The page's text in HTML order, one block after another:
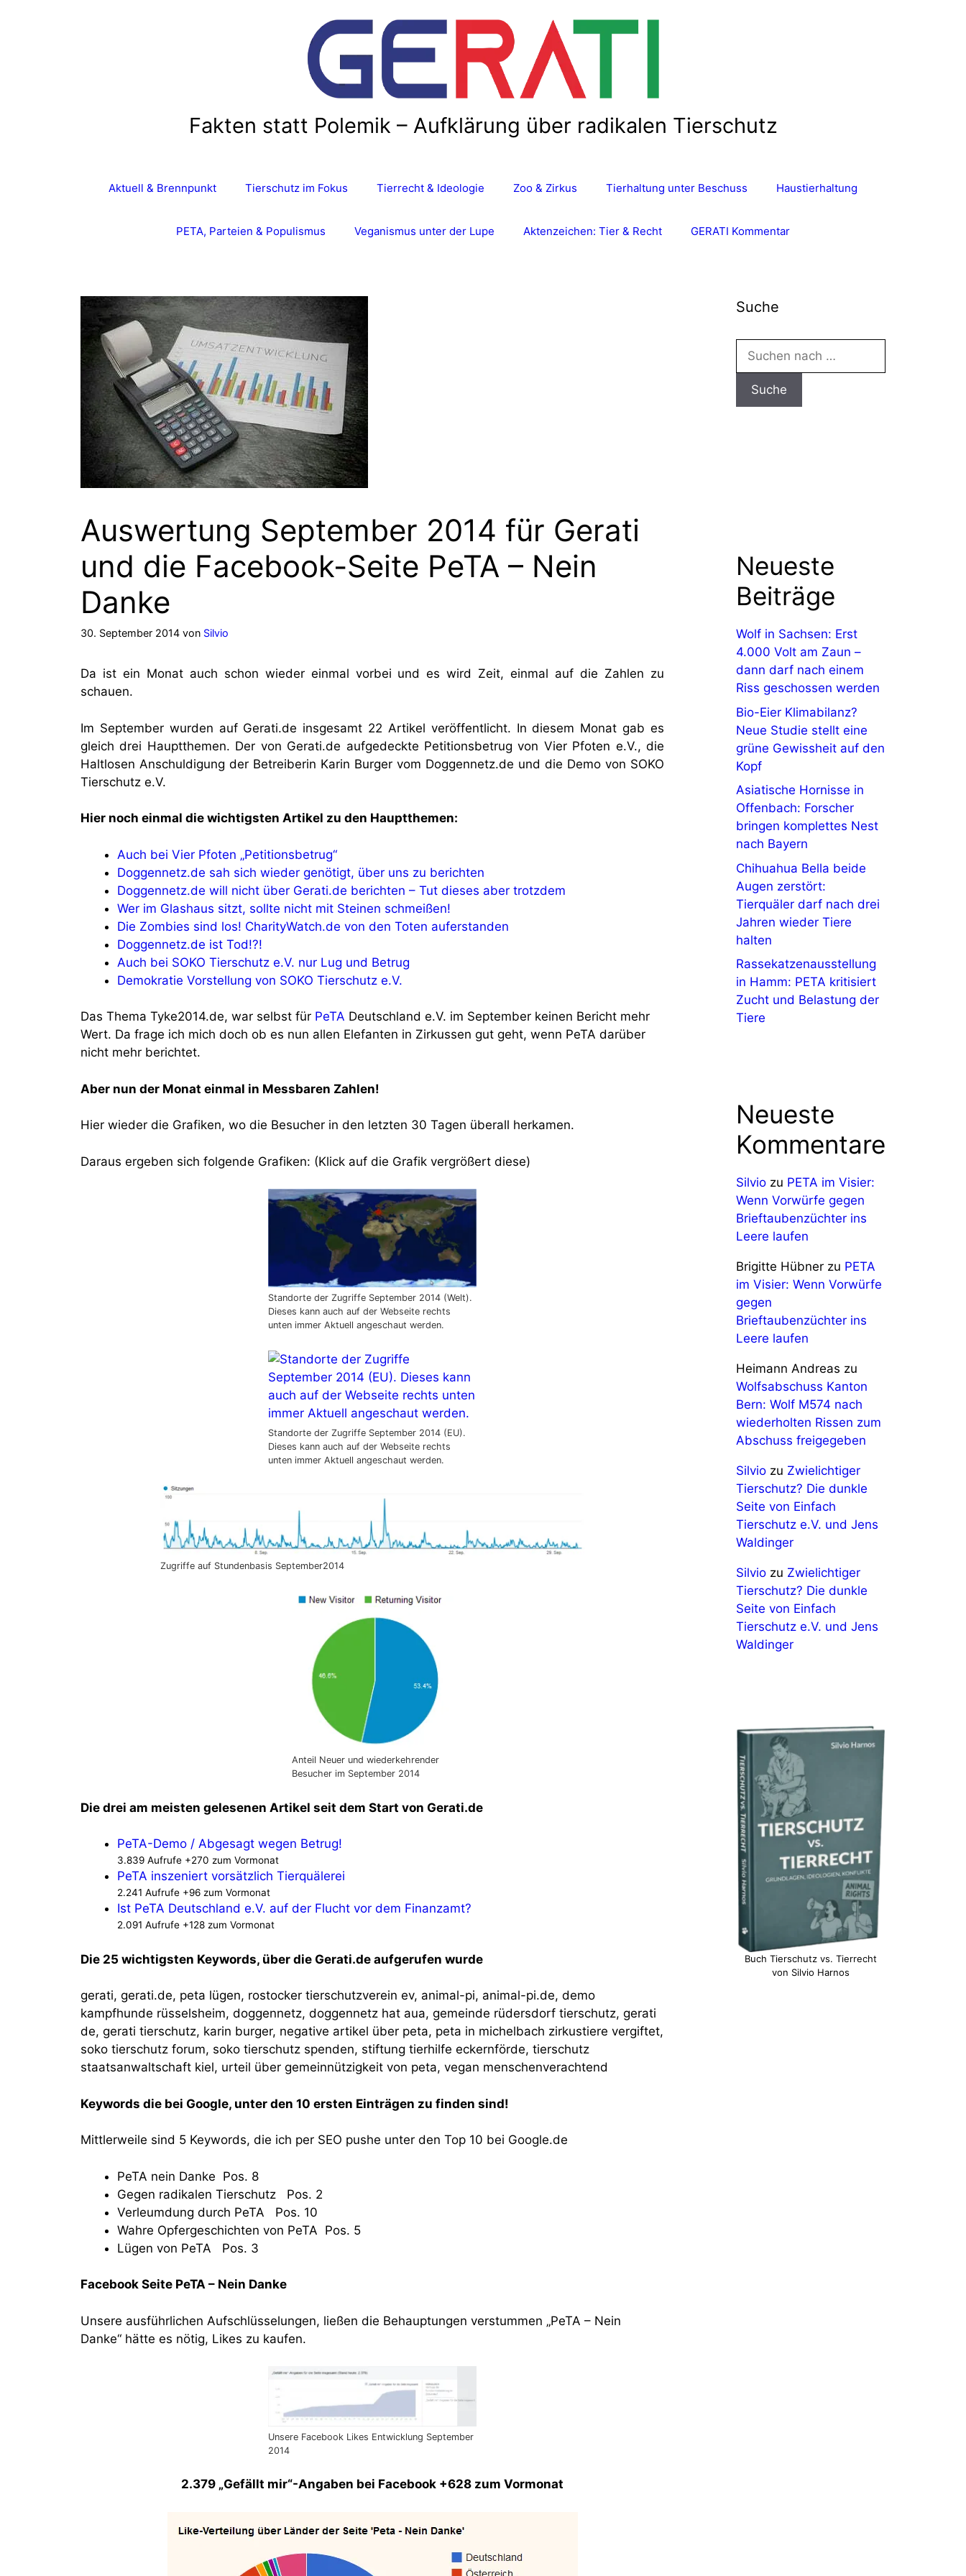
Fakten statt Polemik – Aufklärung über radikalen Tierschutz
Aktuell & Brennpunkt Tierschutz im Fokus Tierrecht & Ideologie Zoo & Zirkus Tierhaltung unter Beschuss Haustierhaltung
PETA, Parteien & Populismus Veganismus unter der Lupe Aktenzeichen: Tier & Recht GERATI Kommentar
Auswertung September 2014 für Gerati
und die Facebook-Seite PeTA – Nein
Danke
30. September 2014 von Silvio
Da ist ein Monat auch schon wieder einmal vorbei und es wird Zeit, einmal auf die Zahlen zu
schauen.
Im September wurden auf Gerati.de insgesamt 22 Artikel veröffentlicht. In diesem Monat gab es
gleich drei Hauptthemen. Der von Gerati.de aufgedeckte Petitionsbetrug von Vier Pfoten e.V., die
Haltlosen Anschuldigung der Betreiberin Karin Burger vom Doggennetz.de und die Demo von SOKO
Tierschutz e.V.
Hier noch einmal die wichtigsten Artikel zu den Hauptthemen:
Auch bei Vier Pfoten „Petitionsbetrug“
Doggennetz.de sah sich wieder genötigt, über uns zu berichten
Doggennetz.de will nicht über Gerati.de berichten – Tut dieses aber trotzdem
Wer im Glashaus sitzt, sollte nicht mit Steinen schmeißen!
Die Zombies sind los! CharityWatch.de von den Toten auferstanden
Doggennetz.de ist Tod!?!
Auch bei SOKO Tierschutz e.V. nur Lug und Betrug
Demokratie Vorstellung von SOKO Tierschutz e.V.
Das Thema Tyke2014.de, war selbst für PeTA Deutschland e.V. im September keinen Bericht mehr
Wert. Da frage ich mich doch ob es nun allen Elefanten in Zirkussen gut geht, wenn PeTA darüber
nicht mehr berichtet.
Aber nun der Monat einmal in Messbaren Zahlen!
Hier wieder die Grafiken, wo die Besucher in den letzten 30 Tagen überall herkamen.
Daraus ergeben sich folgende Grafiken: (Klick auf die Grafik vergrößert diese)
Standorte der Zugriffe September 2014 (Welt).
Dieses kann auch auf der Webseite rechts
unten immer Aktuell angeschaut werden.
Standorte der Zugriffe September 2014 (EU).
Dieses kann auch auf der Webseite rechts
unten immer Aktuell angeschaut werden.
Zugriffe auf Stundenbasis September2014
Anteil Neuer und wiederkehrender
Besucher im September 2014
Die drei am meisten gelesenen Artikel seit dem Start von Gerati.de
PeTA-Demo / Abgesagt wegen Betrug!
3.839 Aufrufe +270 zum Vormonat
PeTA inszeniert vorsätzlich Tierquälerei
2.241 Aufrufe +96 zum Vormonat
Ist PeTA Deutschland e.V. auf der Flucht vor dem Finanzamt?
2.091 Aufrufe +128 zum Vormonat
Die 25 wichtigsten Keywords, über die Gerati.de aufgerufen wurde
gerati, gerati.de, peta lügen, rostocker tierschutzverein ev, animal-pi, animal-pi.de, demo
kampfhunde rüsselsheim, doggennetz, doggennetz hat aua, gemeinde rüdersdorf tierschutz, gerati
de, gerati tierschutz, karin burger, negative artikel über peta, peta in michelbach zirkustiere vergiftet,
soko tierschutz forum, soko tierschutz spenden, stiftung tierhilfe eckernförde, tierschutz
staatsanwaltschaft kiel, urteil über gemeinnützigkeit von peta, vegan menschenverachtend
Keywords die bei Google, unter den 10 ersten Einträgen zu finden sind!
Mittlerweile sind 5 Keywords, die ich per SEO pushe unter den Top 10 bei Google.de
PeTA nein Danke Pos. 8
Gegen radikalen Tierschutz Pos. 2
Verleumdung durch PeTA Pos. 10
Wahre Opfergeschichten von PeTA Pos. 5
Lügen von PeTA Pos. 3
Facebook Seite PeTA – Nein Danke
Unsere ausführlichen Aufschlüsselungen, ließen die Behauptungen verstummen „PeTA – Nein
Danke“ hätte es nötig, Likes zu kaufen.
Unsere Facebook Likes Entwicklung September
2014
2.379 „Gefällt mir“-Angaben bei Facebook +628 zum Vormonat
Suche
Suchen
nach:
Neueste
Beiträge
Wolf in Sachsen: Erst
4.000 Volt am Zaun –
dann darf nach einem
Riss geschossen werden
Bio-Eier Klimabilanz?
Neue Studie stellt eine
grüne Gewissheit auf den
Kopf
Asiatische Hornisse in
Offenbach: Forscher
bringen komplettes Nest
nach Bayern
Chihuahua Bella beide
Augen zerstört:
Tierquäler darf nach drei
Jahren wieder Tiere
halten
Rassekatzenausstellung
in Hamm: PETA kritisiert
Zucht und Belastung der
Tiere
Neueste
Kommentare
Silvio zu PETA im Visier:
Wenn Vorwürfe gegen
Brieftaubenzüchter ins
Leere laufen
Brigitte Hübner zu PETA
im Visier: Wenn Vorwürfe
gegen
Brieftaubenzüchter ins
Leere laufen
Heimann Andreas zu
Wolfsabschuss Kanton
Bern: Wolf M574 nach
wiederholten Rissen zum
Abschuss freigegeben
Silvio zu Zwielichtiger
Tierschutz? Die dunkle
Seite von Einfach
Tierschutz e.V. und Jens
Waldinger
Silvio zu Zwielichtiger
Tierschutz? Die dunkle
Seite von Einfach
Tierschutz e.V. und Jens
Waldinger
Buch Tierschutz vs. Tierrecht
von Silvio Harnos